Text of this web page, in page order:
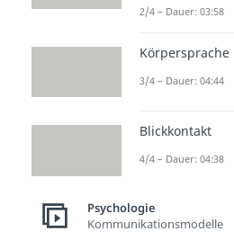
2/4 – Dauer: 03:58
Körpersprache
3/4 – Dauer: 04:44
Blickkontakt
4/4 – Dauer: 04:38
Psychologie
Kommunikationsmodelle